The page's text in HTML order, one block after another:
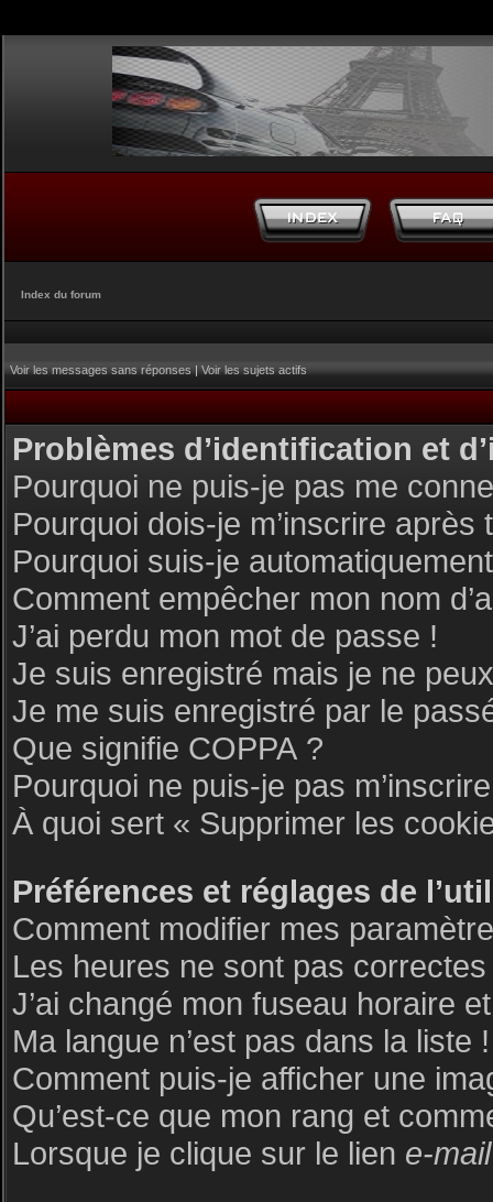
Index du forum
Voir les messages sans réponses|Voir les sujets actifs
Problèmes d’identification et
Pourquoi ne puis-je pas me
Pourquoi dois-je m’inscrire après
Pourquoi suis-je
Comment empêcher mon nom
J’ai perdu mon mot de passe !
Je suis enregistré mais je ne
Je me suis enregistré par le
Que signifie COPPA ?
Pourquoi ne puis-je pas
À quoi sert « Supprimer les
Préférences et réglages de
Comment modifier mes
Les heures ne sont pas correctes
J’ai changé mon fuseau horaire
Ma langue n’est pas dans la liste !
Comment puis-je afficher une
Qu’est-ce que mon rang et
Lorsque je clique sur le lien e-mail